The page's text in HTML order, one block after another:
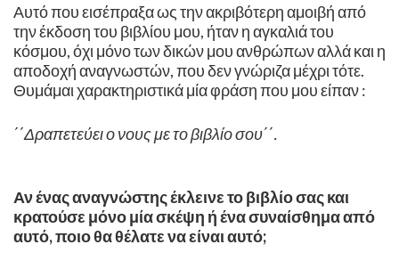
Αυτό που εισέπραξα ως την ακριβότερη αμοιβή από
την έκδοση του βιβλίου μου, ήταν η αγκαλιά του
κόσμου, όχι μόνο των δικών μου ανθρώπων αλλά και η
αποδοχή αναγνωστών, που δεν γνώριζα μέχρι τότε.
Θυμάμαι χαρακτηριστικά μία φράση που μου είπαν :
΄΄Δραπετεύει ο νους με το βιβλίο σου΄΄.
Αν ένας αναγνώστης έκλεινε το βιβλίο σας και
κρατούσε μόνο μία σκέψη ή ένα συναίσθημα από
αυτό, ποιο θα θέλατε να είναι αυτό;